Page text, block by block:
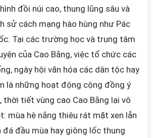
đồi núi cao, thung lũng sâu và
sử cách mạng hào hùng như Pác
Tại các trường học và trung tâm
của Cao Bằng, việc tổ chức các
ngày hội văn hóa các dân tộc hay
là những hoạt động cộng đồng ý
thời tiết vùng cao Cao Bằng lại vô
mùa hè nắng thiêu rát mặt xen lẫn
đầu mùa hay giông lốc thung